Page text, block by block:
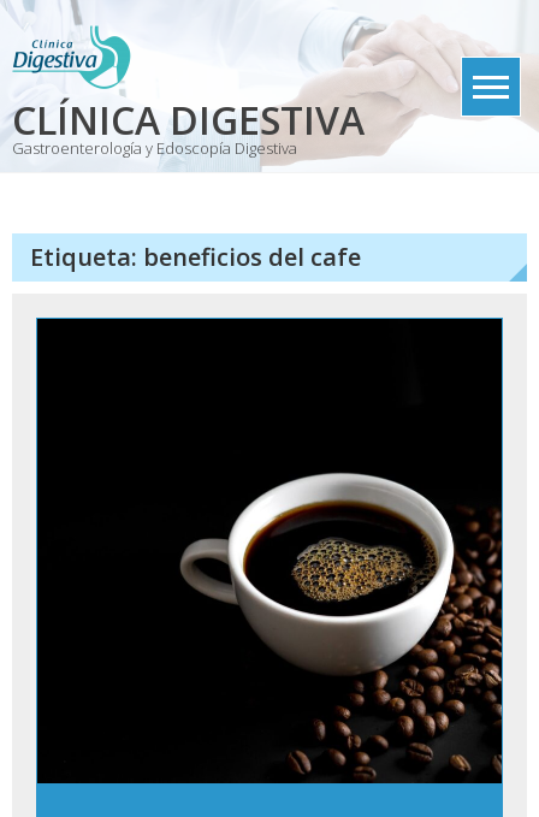
Skip
content
CLÍNICA DIGESTIVA
Gastroenterología y Edoscopía Digestiva
Etiqueta: beneficios del cafe